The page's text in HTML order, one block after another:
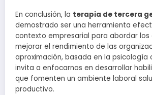
En conclusión, la terapia de tercera
demostrado ser una herramienta
contexto empresarial para abordar
mejorar el rendimiento de las
aproximación, basada en la psicología
invita a enfocarnos en desarrollar
que fomenten un ambiente laboral
productivo.